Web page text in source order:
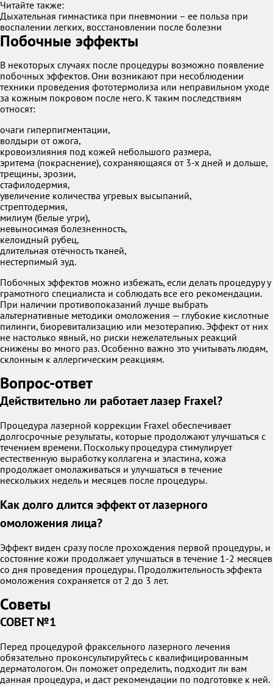
Читайте также:
Дыхательная гимнастика при пневмонии – ее польза при
воспалении легких, восстановлении после болезни
Побочные эффекты
В некоторых случаях после процедуры возможно появление
побочных эффектов. Они возникают при несоблюдении
техники проведения фототермолиза или неправильном уходе
за кожным покровом после него. К таким последствиям
относят:
очаги гиперпигментации,
волдыри от ожога,
кровоизлияния под кожей небольшого размера,
эритема (покраснение), сохраняющаяся от 3-х дней и дольше,
трещины, эрозии,
стафилодермия,
увеличение количества угревых высыпаний,
стрептодермия,
милиум (белые угри),
невыносимая болезненность,
келоидный рубец,
длительная отёчность тканей,
нестерпимый зуд.
Побочных эффектов можно избежать, если делать процедуру у
грамотного специалиста и соблюдать все его рекомендации.
При наличии противопоказаний лучше выбрать
альтернативные методики омоложения — глубокие кислотные
пилинги, биоревитализацию или мезотерапию. Эффект от них
не настолько явный, но риски нежелательных реакций
снижены во много раз. Особенно важно это учитывать людям,
склонным к аллергическим реакциям.
Вопрос-ответ
Действительно ли работает лазер Fraxel?
Процедура лазерной коррекции Fraxel обеспечивает
долгосрочные результаты, которые продолжают улучшаться с
течением времени. Поскольку процедура стимулирует
естественную выработку коллагена и эластина, кожа
продолжает омолаживаться и улучшаться в течение
нескольких недель и месяцев после процедуры.
Как долго длится эффект от лазерного
омоложения лица?
Эффект виден сразу после прохождения первой процедуры, и
состояние кожи продолжает улучшаться в течение 1-2 месяцев
со дня проведения процедуры. Продолжительность эффекта
омоложения сохраняется от 2 до 3 лет.
Советы
СОВЕТ №1
Перед процедурой фраксельного лазерного лечения
обязательно проконсультируйтесь с квалифицированным
дерматологом. Он поможет определить, подходит ли вам
данная процедура, и даст рекомендации по подготовке к ней.